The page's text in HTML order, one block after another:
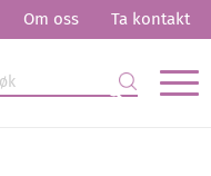
Om oss Ta kontakt